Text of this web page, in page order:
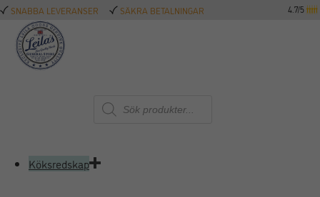
SNABBA LEVERANSER SÄKRA BETALNINGAR 4.7/5
Produktsökning
Köksredskap